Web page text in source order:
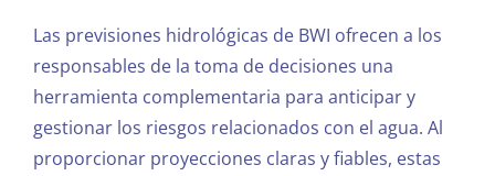
Las previsiones hidrológicas de BWI ofrecen a los
responsables de la toma de decisiones una
herramienta complementaria para anticipar y
gestionar los riesgos relacionados con el agua. Al
proporcionar proyecciones claras y fiables, estas